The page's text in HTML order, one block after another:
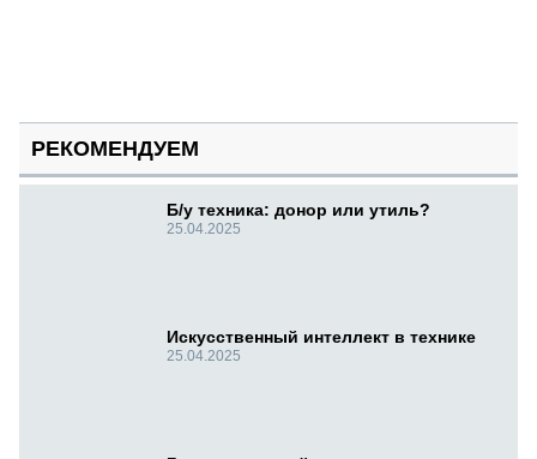
РЕКОМЕНДУЕМ
Б/у техника: донор или утиль?
25.04.2025
Искусственный интеллект в технике
25.04.2025